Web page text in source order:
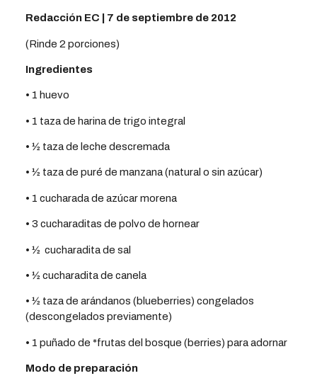
Redacción EC | 7 de septiembre de 2012
(Rinde 2 porciones)
Ingredientes
• 1 huevo
• 1 taza de harina de trigo integral
• ½ taza de leche descremada
• ½ taza de puré de manzana (natural o sin azúcar)
• 1 cucharada de azúcar morena
• 3 cucharaditas de polvo de hornear
• ½ cucharadita de sal
• ½ cucharadita de canela
• ½ taza de arándanos (blueberries) congelados
(descongelados previamente)
• 1 puñado de *frutas del bosque (berries) para adornar
Modo de preparación